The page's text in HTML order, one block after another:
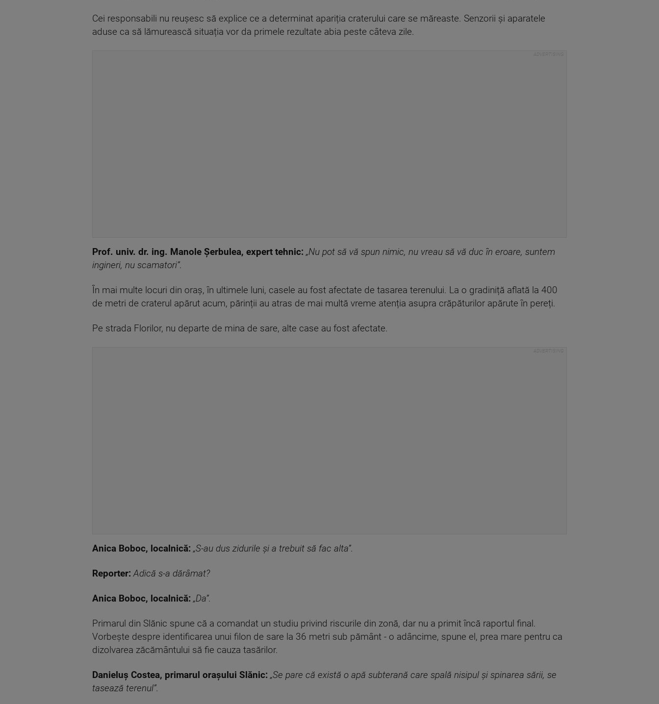
Cei responsabili nu reușesc să explice ce a determinat apariția craterului care se măreaste. Senzorii și aparatele
aduse ca să lămurească situația vor da primele rezultate abia peste câteva zile.
Prof. univ. dr. ing. Manole Șerbulea, expert tehnic: „Nu pot să vă spun nimic, nu vreau să vă duc în eroare, suntem
ingineri, nu scamatori”.
În mai multe locuri din oraș, în ultimele luni, casele au fost afectate de tasarea terenului. La o gradiniță aflată la 400
de metri de craterul apărut acum, părinții au atras de mai multă vreme atenția asupra crăpăturilor apărute în pereți.
Pe strada Florilor, nu departe de mina de sare, alte case au fost afectate.
Anica Boboc, localnică: „S-au dus zidurile și a trebuit să fac alta”.
Reporter: Adică s-a dărâmat?
Anica Boboc, localnică: „Da”.
Primarul din Slănic spune că a comandat un studiu privind riscurile din zonă, dar nu a primit încă raportul final.
Vorbește despre identificarea unui filon de sare la 36 metri sub pământ - o adâncime, spune el, prea mare pentru ca
dizolvarea zăcământului să fie cauza tasărilor.
Danieluș Costea, primarul orașului Slănic: „Se pare că există o apă subterană care spală nisipul și spinarea sării, se
tasează terenul”.